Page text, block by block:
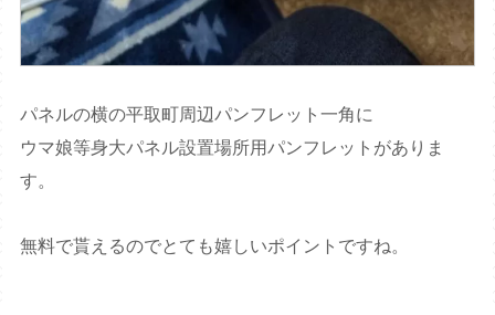
パネルの横の平取町周辺パンフレット一角に
ウマ娘等身大パネル設置場所用パンフレットがありま
す。
無料で貰えるのでとても嬉しいポイントですね。